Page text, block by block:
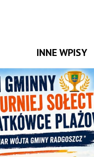
INNE WPISY